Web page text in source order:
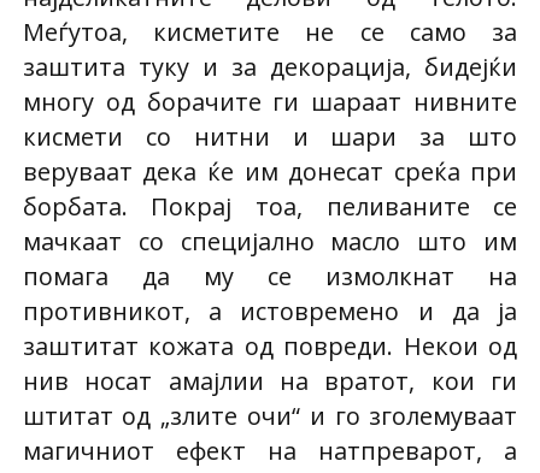
Меѓутоа, кисметите не се само за
заштита туку и за декорација, бидејќи
многу од борачите ги шараат нивните
кисмети со нитни и шари за што
веруваат дека ќе им донесат среќа при
борбата. Покрај тоа, пеливаните се
мачкаат со специјално масло што им
помага да му се измолкнат на
противникот, а истовремено и да ја
заштитат кожата од повреди. Некои од
нив носат амајлии на вратот, кои ги
штитат од „злите очи“ и го зголемуваат
магичниот ефект на натпреварот, а